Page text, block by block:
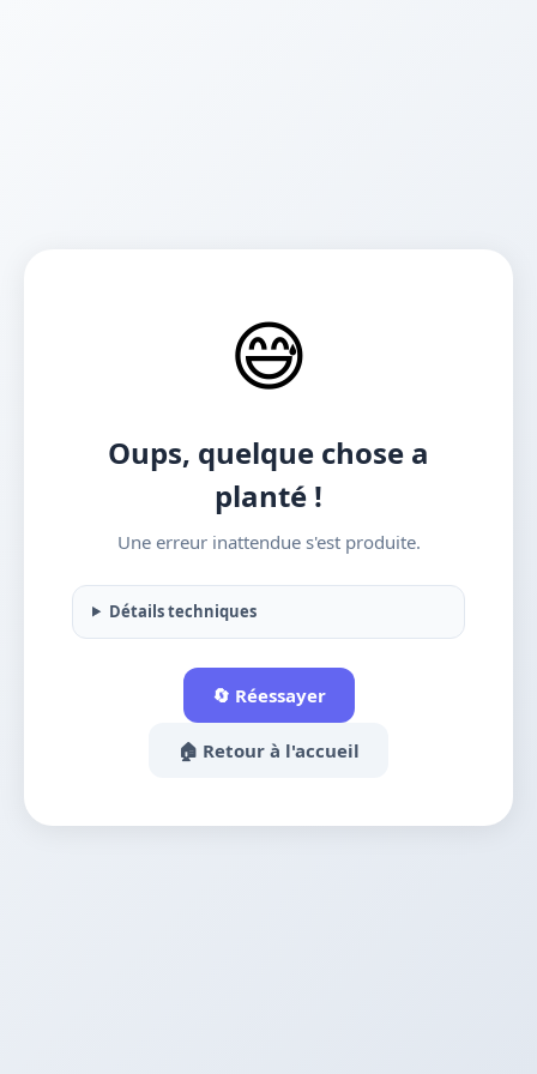
😅
Oups, quelque chose a
planté !
Une erreur inattendue s'est produite.
Détails techniques
🔄 Réessayer
🏠 Retour à l'accueil